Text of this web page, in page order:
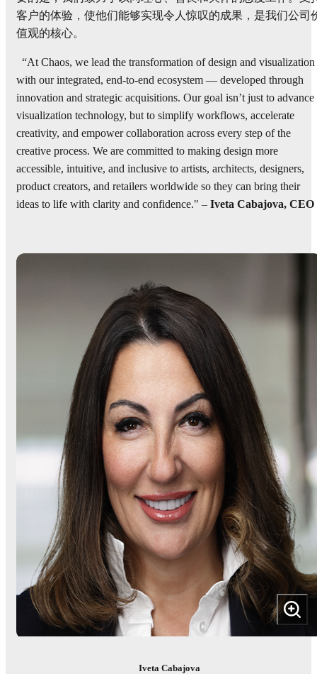
客户的体验，使他们能够实现令人惊叹的成果，是我们公司
值观的核心。
“At Chaos, we lead the transformation of design and visualization
with our integrated, end-to-end ecosystem — developed through
innovation and strategic acquisitions. Our goal isn’t just to advance
visualization technology, but to simplify workflows, accelerate
creativity, and empower collaboration across every step of the
creative process. We are committed to making design more
accessible, intuitive, and inclusive to artists, architects, designers,
product creators, and retailers worldwide so they can bring their
ideas to life with clarity and confidence." – Iveta Cabajova, CEO
Iveta Cabajova